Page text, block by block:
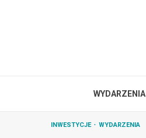
WYDARZENIA
INWESTYCJE WYDARZENIA